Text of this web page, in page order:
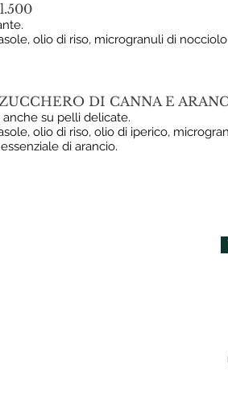
olio di riso, microgranuli di
DI CANNA E
su pelli delicate.
olio di riso, olio di iperico,
di arancio.